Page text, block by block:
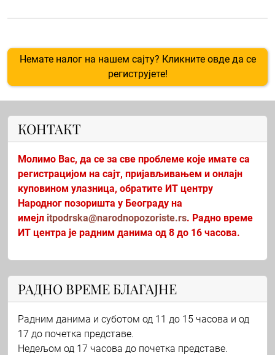
Немате налог на нашем сајту? Кликните овде да се
региструјете!
КОНТАКТ
Молимо Вас, да се за све проблеме које имате са
регистрацијом на сајт, пријављивањем и онлајн
куповином улазница, обратите ИТ центру
Народног позоришта у Београду на
имејл itpodrska@narodnopozoriste.rs. Радно време
ИТ центра је радним данима од 8 до 16 часова.
РАДНО ВРЕМЕ БЛАГАЈНЕ
Радним данима и суботом од 11 до 15 часова и од
17 до почетка представе.
Недељом од 17 часова до почетка представе.